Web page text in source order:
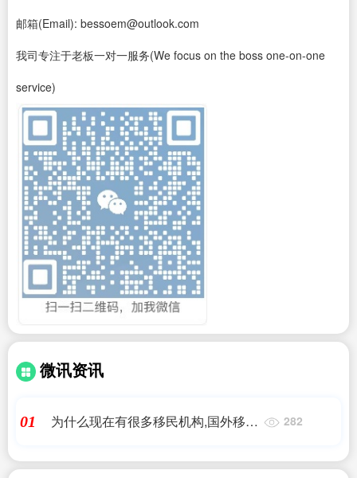
邮箱(Email): bessoem@outlook.com
我司专注于老板一对一服务(We focus on the boss one-on-one
service)
微讯资讯
01
为什么现在有很多移民机构,国外移民
一般去移民局都是为什么...
282